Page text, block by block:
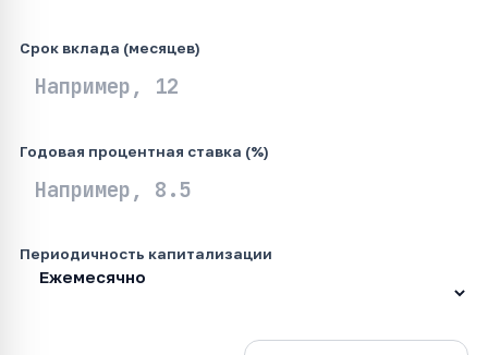
Срок вклада (месяцев)
Годовая процентная ставка (%)
Периодичность капитализации